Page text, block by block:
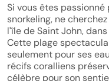
Si vous êtes
snorkeling, ne
l'île de Saint John,
Cette plage
seulement pour ses
récifs coralliens
célèbre pour son